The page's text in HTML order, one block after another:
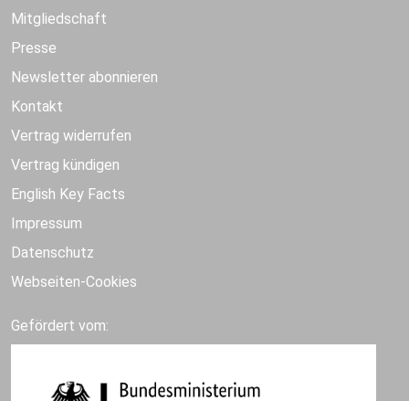
Mitgliedschaft
Presse
Newsletter abonnieren
Kontakt
Vertrag widerrufen
Vertrag kündigen
English Key Facts
Impressum
Datenschutz
Webseiten-Cookies
Gefördert vom: